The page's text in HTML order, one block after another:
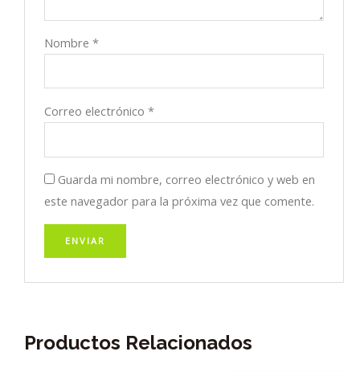
Nombre*
Correo electrónico*
Guarda mi nombre, correo electrónico y web en
este navegador para la próxima vez que comente.
Productos Relacionados